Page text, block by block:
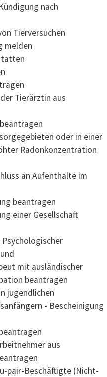
nach
Tierversuchen
melden
Tierärztin aus
oder in einer
Radonkonzentration
an Aufenthalte im
beantragen
einer Gesellschaft
mit ausländischer
beantragen
jugendlichen
- Bescheinigung
aus
pair-Beschäftigte (Nicht-